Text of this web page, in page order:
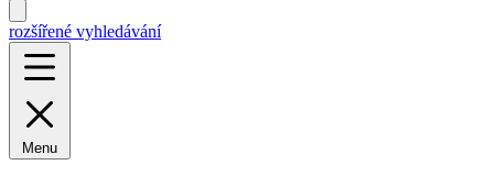
rozšířené vyhledávání
Menu